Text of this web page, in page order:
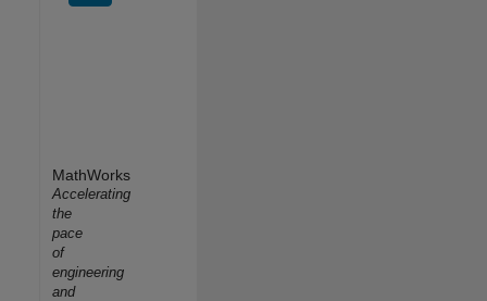
MathWorks
Accelerating
the
pace
of
engineering
and